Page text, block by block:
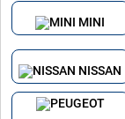
MINI
NISSAN